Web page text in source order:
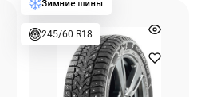
245/60 R18